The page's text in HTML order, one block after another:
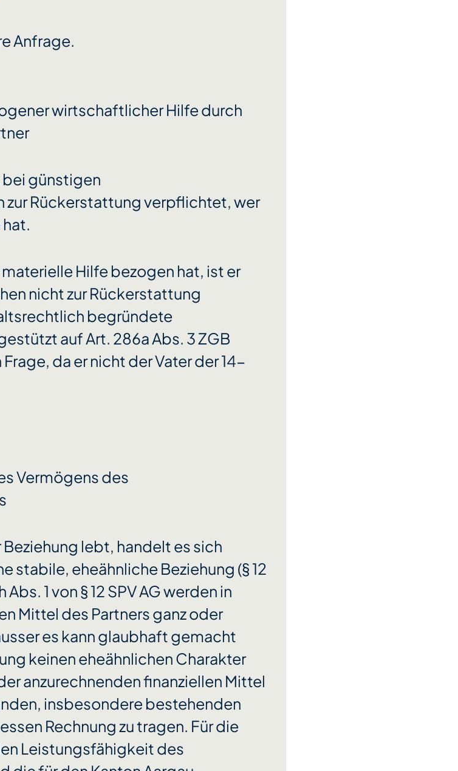
Anfrage.
wirtschaftlicher Hilfe durch
bei günstigen
zur Rückerstattung verpflichtet, wer
Hilfe bezogen hat, ist er
nicht zur Rückerstattung
begründete
auf Art. 286a Abs. 3 ZGB
da er nicht der Vater der 14-
Vermögens des
Beziehung lebt, handelt es sich
stabile, eheähnliche Beziehung (§ 12
1 von § 12 SPV AG werden in
Mittel des Partners ganz oder
es kann glaubhaft gemacht
keinen eheähnlichen Charakter
anzurechnenden finanziellen Mittel
insbesondere bestehenden
Rechnung zu tragen. Für die
Leistungsfähigkeit des